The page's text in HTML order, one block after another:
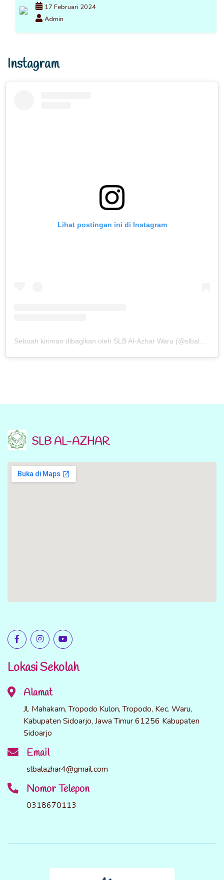
17 Februari 2024
Admin
Instagram
Lihat postingan ini di Instagram
Sebuah kiriman dibagikan oleh SLB Al-Azhar Waru (@slbalazharwaru)
SLB AL-AZHAR
Lokasi Sekolah
Alamat
Jl. Mahakam, Tropodo Kulon, Tropodo, Kec. Waru,
Kabupaten Sidoarjo, Jawa Timur 61256 Kabupaten
Sidoarjo
Email
slbalazhar4@gmail.com
Nomor Telepon
0318670113